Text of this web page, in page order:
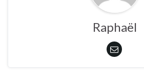
Raphaël